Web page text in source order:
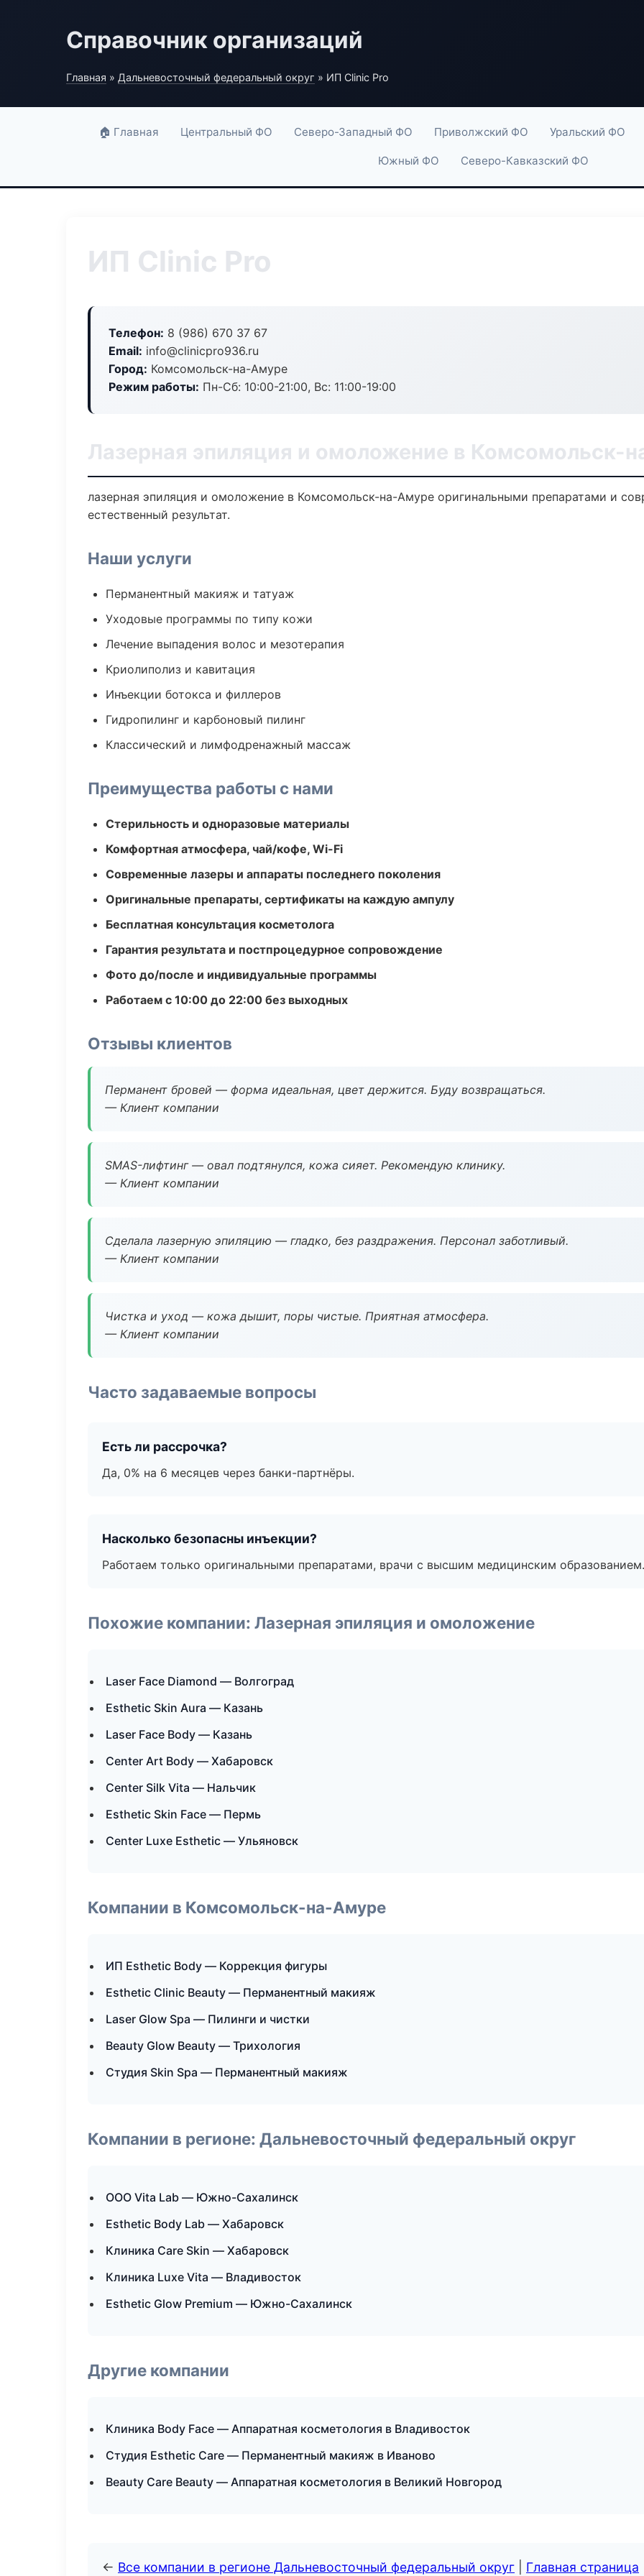
Справочник организаций
Главная » Дальневосточный федеральный округ » ИП Clinic Pro
🏠 Главная Центральный ФО Северо-Западный ФО Приволжский ФО Уральский ФО
Южный ФО Северо-Кавказский ФО
ИП Clinic Pro
Телефон: 8 (986) 670 37 67
Email: info@clinicpro936.ru
Город: Комсомольск-на-Амуре
Режим работы: Пн-Сб: 10:00-21:00, Вс: 11:00-19:00
Лазерная эпиляция и омоложение в Комсомольск-
лазерная эпиляция и омоложение в Комсомольск-на-Амуре оригинальными препаратами и
естественный результат.
Наши услуги
Перманентный макияж и татуаж
Уходовые программы по типу кожи
Лечение выпадения волос и мезотерапия
Криолиполиз и кавитация
Инъекции ботокса и филлеров
Гидропилинг и карбоновый пилинг
Классический и лимфодренажный массаж
Преимущества работы с нами
Стерильность и одноразовые материалы
Комфортная атмосфера, чай/кофе, Wi-Fi
Современные лазеры и аппараты последнего поколения
Оригинальные препараты, сертификаты на каждую ампулу
Бесплатная консультация косметолога
Гарантия результата и постпроцедурное сопровождение
Фото до/после и индивидуальные программы
Работаем с 10:00 до 22:00 без выходных
Отзывы клиентов
Перманент бровей — форма идеальная, цвет держится. Буду возвращаться.
— Клиент компании
SMAS-лифтинг — овал подтянулся, кожа сияет. Рекомендую клинику.
— Клиент компании
Сделала лазерную эпиляцию — гладко, без раздражения. Персонал заботливый.
— Клиент компании
Чистка и уход — кожа дышит, поры чистые. Приятная атмосфера.
— Клиент компании
Часто задаваемые вопросы
Есть ли рассрочка?
Да, 0% на 6 месяцев через банки-партнёры.
Насколько безопасны инъекции?
Работаем только оригинальными препаратами, врачи с высшим медицинским образованием.
Похожие компании: Лазерная эпиляция и омоложение
Laser Face Diamond — Волгоград
Esthetic Skin Aura — Казань
Laser Face Body — Казань
Center Art Body — Хабаровск
Center Silk Vita — Нальчик
Esthetic Skin Face — Пермь
Center Luxe Esthetic — Ульяновск
Компании в Комсомольск-на-Амуре
ИП Esthetic Body — Коррекция фигуры
Esthetic Clinic Beauty — Перманентный макияж
Laser Glow Spa — Пилинги и чистки
Beauty Glow Beauty — Трихология
Студия Skin Spa — Перманентный макияж
Компании в регионе: Дальневосточный федеральный округ
ООО Vita Lab — Южно-Сахалинск
Esthetic Body Lab — Хабаровск
Клиника Care Skin — Хабаровск
Клиника Luxe Vita — Владивосток
Esthetic Glow Premium — Южно-Сахалинск
Другие компании
Клиника Body Face — Аппаратная косметология в Владивосток
Студия Esthetic Care — Перманентный макияж в Иваново
Beauty Care Beauty — Аппаратная косметология в Великий Новгород
← Все компании в регионе Дальневосточный федеральный округ Главная страница